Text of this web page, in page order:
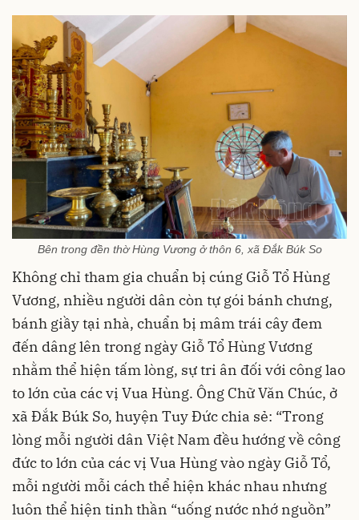
Bên trong đền thờ Hùng Vương ở thôn 6, xã Đắk Búk So
Không chỉ tham gia chuẩn bị cúng Giỗ Tổ Hùng
Vương, nhiều người dân còn tự gói bánh chưng,
bánh giầy tại nhà, chuẩn bị mâm trái cây đem
đến dâng lên trong ngày Giỗ Tổ Hùng Vương
nhằm thể hiện tấm lòng, sự tri ân đối với công lao
to lớn của các vị Vua Hùng. Ông Chữ Văn Chúc, ở
xã Đắk Búk So, huyện Tuy Đức chia sẻ: “Trong
lòng mỗi người dân Việt Nam đều hướng về công
đức to lớn của các vị Vua Hùng vào ngày Giỗ Tổ,
mỗi người mỗi cách thể hiện khác nhau nhưng
luôn thể hiện tinh thần “uống nước nhớ nguồn”